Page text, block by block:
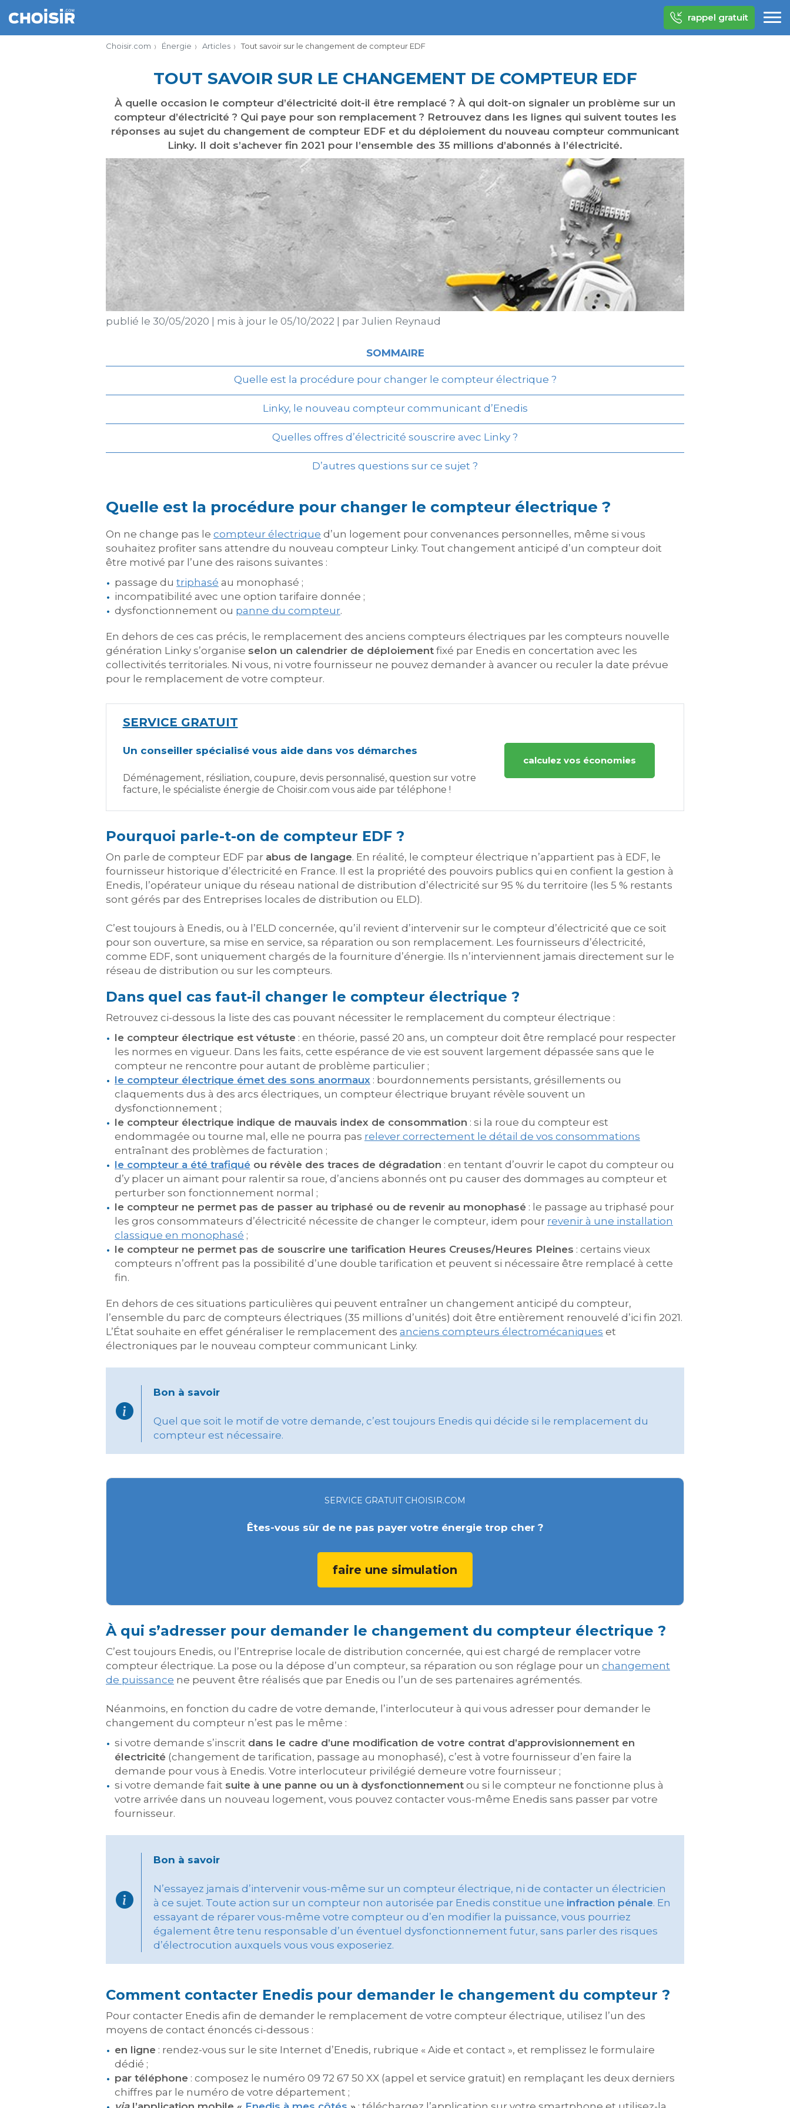
rappel gratuit
Choisir.com Énergie Articles Tout savoir sur le changement de compteur EDF
TOUT SAVOIR SUR LE CHANGEMENT DE COMPTEUR EDF
À quelle occasion le compteur d’électricité doit-il être remplacé ? À qui doit-on signaler un problème sur un
compteur d’électricité ? Qui paye pour son remplacement ? Retrouvez dans les lignes qui suivent toutes les
réponses au sujet du changement de compteur EDF et du déploiement du nouveau compteur communicant
Linky. Il doit s’achever fin 2021 pour l’ensemble des 35 millions d’abonnés à l’électricité.
publié le 30/05/2020 mis à jour le 05/10/2022 par Julien Reynaud
SOMMAIRE
Quelle est la procédure pour changer le compteur électrique ?
Linky, le nouveau compteur communicant d’Enedis
Quelles offres d’électricité souscrire avec Linky ?
D’autres questions sur ce sujet ?
Quelle est la procédure pour changer le compteur électrique ?
On ne change pas le compteur électrique d’un logement pour convenances personnelles, même si vous
souhaitez profiter sans attendre du nouveau compteur Linky. Tout changement anticipé d’un compteur doit
être motivé par l’une des raisons suivantes :
passage du triphasé au monophasé ;
incompatibilité avec une option tarifaire donnée ;
dysfonctionnement ou panne du compteur.
En dehors de ces cas précis, le remplacement des anciens compteurs électriques par les compteurs nouvelle
génération Linky s’organise selon un calendrier de déploiement fixé par Enedis en concertation avec les
collectivités territoriales. Ni vous, ni votre fournisseur ne pouvez demander à avancer ou reculer la date prévue
pour le remplacement de votre compteur.
SERVICE GRATUIT
Un conseiller spécialisé vous aide dans vos démarches
Déménagement, résiliation, coupure, devis personnalisé, question sur votre
facture, le spécialiste énergie de Choisir.com vous aide par téléphone !
calculez vos économies
Pourquoi parle-t-on de compteur EDF ?
On parle de compteur EDF par abus de langage. En réalité, le compteur électrique n’appartient pas à EDF, le
fournisseur historique d’électricité en France. Il est la propriété des pouvoirs publics qui en confient la gestion à
Enedis, l’opérateur unique du réseau national de distribution d’électricité sur 95 % du territoire (les 5 % restants
sont gérés par des Entreprises locales de distribution ou ELD).
C’est toujours à Enedis, ou à l’ELD concernée, qu’il revient d’intervenir sur le compteur d’électricité que ce soit
pour son ouverture, sa mise en service, sa réparation ou son remplacement. Les fournisseurs d’électricité,
comme EDF, sont uniquement chargés de la fourniture d’énergie. Ils n’interviennent jamais directement sur le
réseau de distribution ou sur les compteurs.
Dans quel cas faut-il changer le compteur électrique ?
Retrouvez ci-dessous la liste des cas pouvant nécessiter le remplacement du compteur électrique :
le compteur électrique est vétuste : en théorie, passé 20 ans, un compteur doit être remplacé pour respecter
les normes en vigueur. Dans les faits, cette espérance de vie est souvent largement dépassée sans que le
compteur ne rencontre pour autant de problème particulier ;
le compteur électrique émet des sons anormaux : bourdonnements persistants, grésillements ou
claquements dus à des arcs électriques, un compteur électrique bruyant révèle souvent un
dysfonctionnement ;
le compteur électrique indique de mauvais index de consommation : si la roue du compteur est
endommagée ou tourne mal, elle ne pourra pas relever correctement le détail de vos consommations
entraînant des problèmes de facturation ;
le compteur a été trafiqué ou révèle des traces de dégradation : en tentant d’ouvrir le capot du compteur ou
d’y placer un aimant pour ralentir sa roue, d’anciens abonnés ont pu causer des dommages au compteur et
perturber son fonctionnement normal ;
le compteur ne permet pas de passer au triphasé ou de revenir au monophasé : le passage au triphasé pour
les gros consommateurs d’électricité nécessite de changer le compteur, idem pour revenir à une installation
classique en monophasé ;
le compteur ne permet pas de souscrire une tarification Heures Creuses/Heures Pleines : certains vieux
compteurs n’offrent pas la possibilité d’une double tarification et peuvent si nécessaire être remplacé à cette
fin.
En dehors de ces situations particulières qui peuvent entraîner un changement anticipé du compteur,
l’ensemble du parc de compteurs électriques (35 millions d’unités) doit être entièrement renouvelé d’ici fin 2021.
L’État souhaite en effet généraliser le remplacement des anciens compteurs électromécaniques et
électroniques par le nouveau compteur communicant Linky.
Bon à savoir
Quel que soit le motif de votre demande, c’est toujours Enedis qui décide si le remplacement du
compteur est nécessaire.
SERVICE GRATUIT CHOISIR.COM
Êtes-vous sûr de ne pas payer votre énergie trop cher ?
faire une simulation
À qui s’adresser pour demander le changement du compteur électrique ?
C’est toujours Enedis, ou l’Entreprise locale de distribution concernée, qui est chargé de remplacer votre
compteur électrique. La pose ou la dépose d’un compteur, sa réparation ou son réglage pour un changement
de puissance ne peuvent être réalisés que par Enedis ou l’un de ses partenaires agrémentés.
Néanmoins, en fonction du cadre de votre demande, l’interlocuteur à qui vous adresser pour demander le
changement du compteur n’est pas le même :
si votre demande s’inscrit dans le cadre d’une modification de votre contrat d’approvisionnement en
électricité (changement de tarification, passage au monophasé), c’est à votre fournisseur d’en faire la
demande pour vous à Enedis. Votre interlocuteur privilégié demeure votre fournisseur ;
si votre demande fait suite à une panne ou un à dysfonctionnement ou si le compteur ne fonctionne plus à
votre arrivée dans un nouveau logement, vous pouvez contacter vous-même Enedis sans passer par votre
fournisseur.
Bon à savoir
N’essayez jamais d’intervenir vous-même sur un compteur électrique, ni de contacter un électricien
à ce sujet. Toute action sur un compteur non autorisée par Enedis constitue une infraction pénale. En
essayant de réparer vous-même votre compteur ou d’en modifier la puissance, vous pourriez
également être tenu responsable d’un éventuel dysfonctionnement futur, sans parler des risques
d’électrocution auxquels vous vous exposeriez.
Comment contacter Enedis pour demander le changement du compteur ?
Pour contacter Enedis afin de demander le remplacement de votre compteur électrique, utilisez l’un des
moyens de contact énoncés ci-dessous :
en ligne : rendez-vous sur le site Internet d’Enedis, rubrique « Aide et contact », et remplissez le formulaire
dédié ;
par téléphone : composez le numéro 09 72 67 50 XX (appel et service gratuit) en remplaçant les deux derniers
chiffres par le numéro de votre département ;